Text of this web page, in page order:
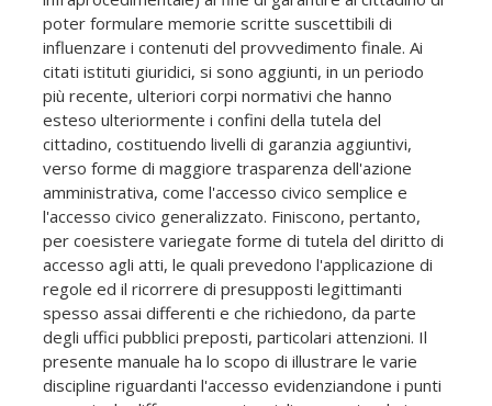
poter formulare memorie scritte suscettibili di
influenzare i contenuti del provvedimento finale. Ai
citati istituti giuridici, si sono aggiunti, in un periodo
più recente, ulteriori corpi normativi che hanno
esteso ulteriormente i confini della tutela del
cittadino, costituendo livelli di garanzia aggiuntivi,
verso forme di maggiore trasparenza dell'azione
amministrativa, come l'accesso civico semplice e
l'accesso civico generalizzato. Finiscono, pertanto,
per coesistere variegate forme di tutela del diritto di
accesso agli atti, le quali prevedono l'applicazione di
regole ed il ricorrere di presupposti legittimanti
spesso assai differenti e che richiedono, da parte
degli uffici pubblici preposti, particolari attenzioni. Il
presente manuale ha lo scopo di illustrare le varie
discipline riguardanti l'accesso evidenziandone i punti